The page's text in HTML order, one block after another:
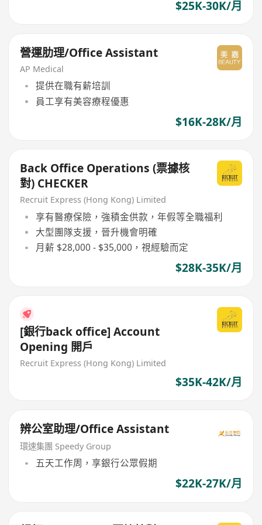
$25K-30K/月
營運肋理/Office Assistant
AP Medical
提供在職有薪培訓
員工享有美容療程優惠
$16K-28K/月
Back Office Operations (票據核
對) CHECKER
Recruit Express (Hong Kong) Limited
享有醫療保險，強積金供款，年假等全職福利
大型團隊支援，晉升機會明確
月薪 $28,000 - $35,000，視經驗而定
$28K-35K/月
[銀行back office] Account
Opening 開戶
Recruit Express (Hong Kong) Limited
$35K-42K/月
辨公室助理/Office Assistant
環速集團 Speedy Group
五天工作周，享銀行公眾假期
$22K-27K/月